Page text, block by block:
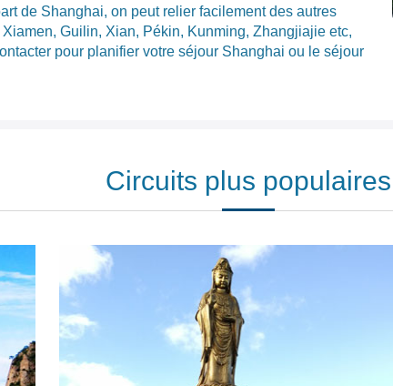
de Shanghai, on peut relier facilement des autres
Guilin, Xian, Pékin, Kunming, Zhangjiajie etc,
pour planifier votre séjour Shanghai ou le séjour
Circuits plus populaires